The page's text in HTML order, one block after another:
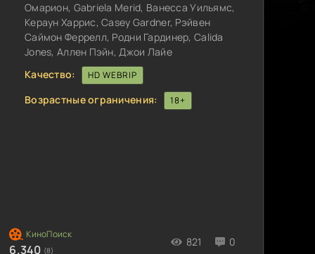
6.340 (8)
821 0
Омарион, Gabriela Merid, Ванесса Уильямс,
Кераун Харрис, Casey Gardner, Рэйвен
Саймон Феррелл, Родни Гардинер, Calida
Jones, Аллен Пэйн, Джои Лайе
Качество:
HD WEBRIP
Возрастные ограничения: 18+